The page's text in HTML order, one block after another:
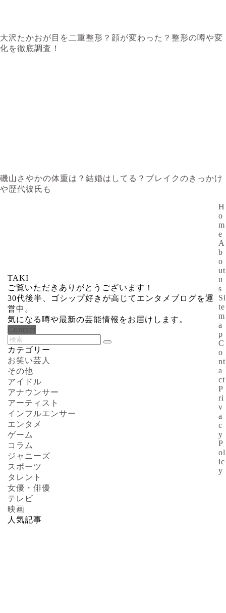
大沢たかおが目を二重整形？顔が変わった？整形の噂や変
化を徹底調査！
磯山さやかの体重は？結婚はしてる？ブレイクのきっかけ
や歴代彼氏も
TAKI
ご覧いただきありがとうございます！
30代後半、ゴシップ好きが高じてエンタメブログを運
営中。
気になる噂や最新の芸能情報をお届けします。
Contact
カテゴリー
お笑い芸人
その他
アイドル
アナウンサー
アーティスト
インフルエンサー
エンタメ
ゲーム
コラム
ジャニーズ
スポーツ
タレント
女優・俳優
テレビ
映画
人気記事
H
o
m
e
A
b
o
ut
u
s
Si
te
m
a
p
C
o
nt
a
ct
P
ri
v
a
c
y
P
ol
ic
y